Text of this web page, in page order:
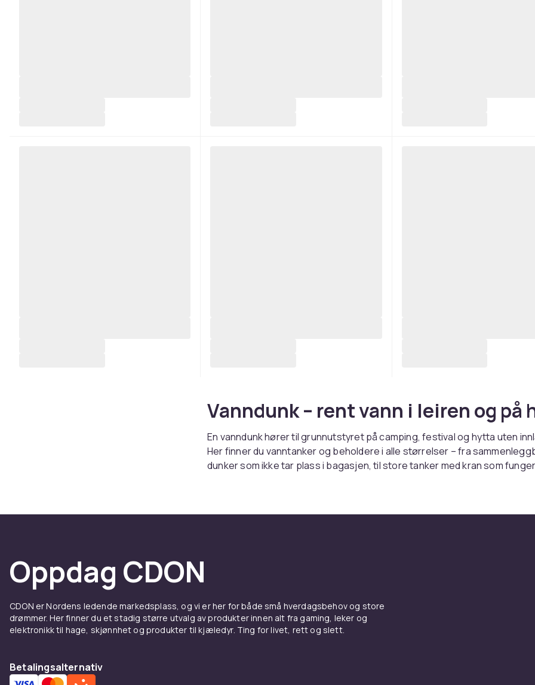
Vanndunk – rent vann i leiren og på
En vanndunk hører til grunnutstyret på camping, festival og hytta uten
Her finner du vanntanker og beholdere i alle størrelser – fra
dunker som ikke tar plass i bagasjen, til store tanker med kran som
Velg riktig vanntank
Kjøp vanndunk på nett hos CDON
Gjør leiren komplett med encampingdusj
Oppdag CDON
CDON er Nordens ledende markedsplass, og vi er her for både små hverdagsbehov og store
drømmer. Her finner du et stadig større utvalg av produkter innen alt fra gaming, leker og
elektronikk til hage, skjønnhet og produkter til kjæledyr. Ting for livet, rett og slett.
Betalingsalternativ